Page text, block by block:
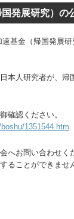
発展研究）の
基金（帰国発展研
本人研究者が、
確認ください。
1351544.htm
へお問い合わせく
ることができませ